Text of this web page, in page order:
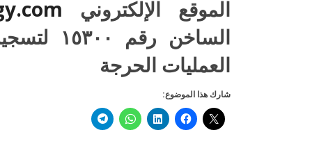
الموقع الإلكتروني
الساخن
العمليات الحرجة
شارك هذا الموضوع:
جهاز مستقبل مصر نموذجا.. لماذا
الدول كيانات تنموية عملاقة؟